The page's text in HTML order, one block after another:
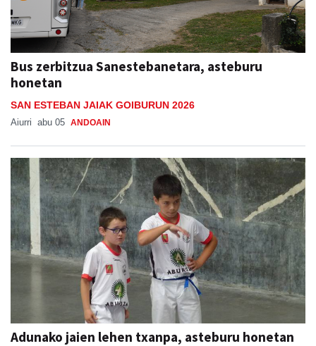
Bus zerbitzua Sanestebanetara, asteburu
honetan
SAN ESTEBAN JAIAK GOIBURUN 2026
Aiurri abu 05 ANDOAIN
Adunako jaien lehen txanpa, asteburu honetan